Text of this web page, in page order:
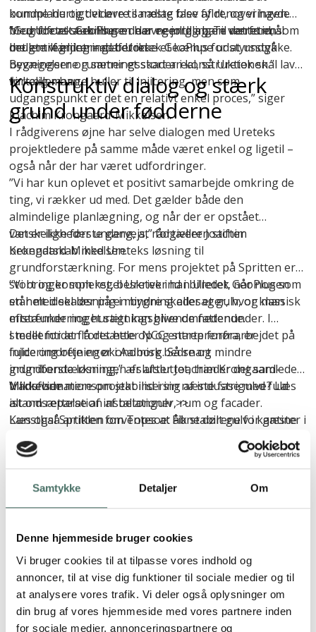
Samtykke Detaljer Om
Denne hjemmeside bruger cookies
Vi bruger cookies til at tilpasse vores indhold og
annoncer, til at vise dig funktioner til sociale medier og til
at analysere vores trafik. Vi deler også oplysninger om
din brug af vores hjemmeside med vores partnere inden
for sociale medier, annonceringspartnere og
bundplade og det øvre sandlag blev fyldt, og vi havde
brug for at stabilisere de øvre jordlag. Til det formål
brugte vi injicering af Uretek GeoPlus for at undgå
bevægelser og sætningsskader i konstruktionen.”
fortæller han.
komme hurtigt videre til næste fase af renoveringen.
MedUretek GeoPluser der nemlig ingen ventetid, som
det er tilfældet med beton.
”Grundforstærkningen har egentlig bare været en
mellemregning – det er ikke et kæmpe udstyrsstykke.
Bygningerne rummer et stort areal, så Uretek skal lave
virkelig mange huller til injicering, men som
udgangspunkt er det en relativt enkel proces,” siger
Joachim Krongaard-Mikkelsen.
Konstruktiv dialog og stærk
grund under fødderne
I rådgiverens øjne har selve dialogen med Ureteks
projektledere på samme måde været enkel og ligetil –
også når der har været udfordringer.
”Vi har kun oplevet et positivt samarbejde omkring de
ting, vi rækker ud med. Det gælder både den
almindelige planlægning, og når der er opstået
vanskeligheder undervejs,” fortæller Joachim
Krongaard-Mikkelsen.
Det er ikke første gang, at rådgiveren stifter
bekendtskab med Ureteks løsning til
grundforstærkning. For mens projektet på Spritten er
stort og komplekst, beskriver han Uretek GeoPlus som
en helt ideel løsning i mindre skadesager, hvor klassisk
efterfundering hurtigt kan blive omfattende.
“Vi bringer som regel Uretek ind i billedet, når nogen
står med skader på en bygning eller et gulv, og man
mistænker noget sætningsgivende nedenunder. I
stedet for at flå det hele op og starte forfra, er
injicering ofte en økonomisk bedre og mindre
indgribende løsning,” afslutter Joachim Krongaard-
Mikkelsen.
I mellemtiden fortsætter NCC entreprenørarbejdet på
fulde omdrejninger i Aalborg. Så snart
grundforstærkningen er afsluttet, træder det samlede
transformationsprojekt ind i sin næste fase med fuld
istandsættelse af installationer, rum og facader.
Kunsthal Spritten forventes at åbne dørene for gæster i
Vil du vide mere om stabilisering af industrigulve? Læs
alt omreparation af betongulv>>
Læs også artiklen om Topsoe:Fik stabilt gulv i kantine
GeoPlus®
Læs referencen